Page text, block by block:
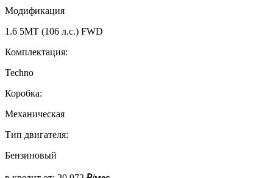
Модификация
1.6 5MT (106 л.с.) FWD
Комплектация:
Techno
Коробка:
Механическая
Тип двигателя:
Бензиновый